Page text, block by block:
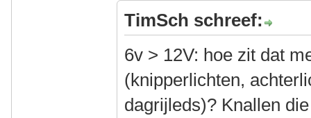
TimSch schreef:
6v > 12V: hoe zit dat
(knipperlichten,
dagrijleds)? Knallen